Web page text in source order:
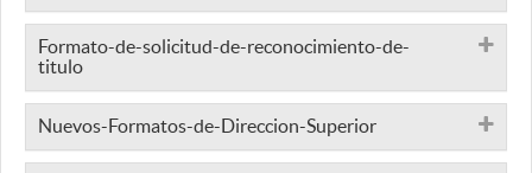
Formato-de-solicitud-de-reconocimiento-de-
titulo
Nuevos-Formatos-de-Direccion-Superior